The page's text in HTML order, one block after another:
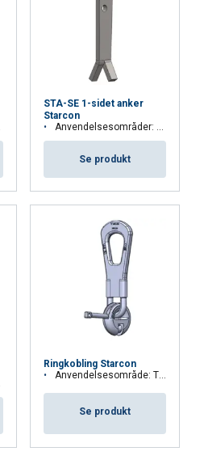
STA-SE 1-sidet anker
Starcon
Anvendelsesområder: Betonelementer der skal vendes
Se produkt
Ringkobling Starcon
Anvendelsesområde: Til løft og transport af transportankersystem STA ankre
Se produkt
og analysepartnere,
med andre
har givet dem, eller som de
brug af deres tjenester.
Ydeevne Målretning
Uklassificerede